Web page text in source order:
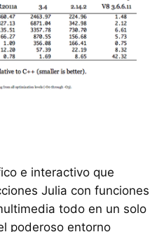
e interactivo que
Julia con funciones
todo en un solo
poderoso entorno